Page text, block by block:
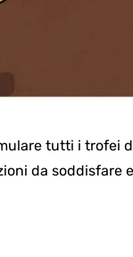
tutti i trofei
da soddisfare